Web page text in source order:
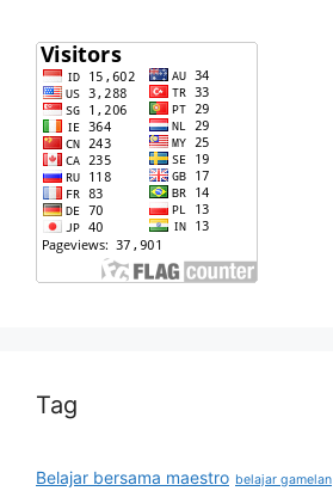
Tag
Belajar bersama maestro belajar gamelan